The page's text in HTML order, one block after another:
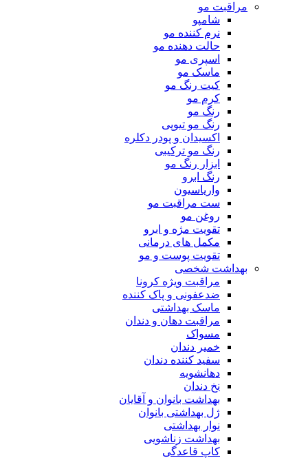
مراقبت مو
شامپو
نرم کننده مو
حالت دهنده مو
اسپری مو
ماسک مو
کیت رنگ مو
کرم مو
رنگ مو
رنگ مو تیوپی
اکسیدان و پودر دکلره
رنگ مو ترکیبی
ابزار رنگ مو
رنگ ابرو
واریاسیون
ست مراقبت مو
روغن مو
تقویت مژه و ابرو
مکمل های درمانی
تقویت پوست و مو
بهداشت شخصی
مراقبت ویژه کرونا
ضدعفونی و پاک کننده
ماسک بهداشتی
مراقبت دهان و دندان
مسواک
خمیر دندان
سفید کننده دندان
دهانشویه
نخ دندان
بهداشت بانوان و آقایان
ژل بهداشتی بانوان
نوار بهداشتی
بهداشت زناشویی
کاپ قاعدگی